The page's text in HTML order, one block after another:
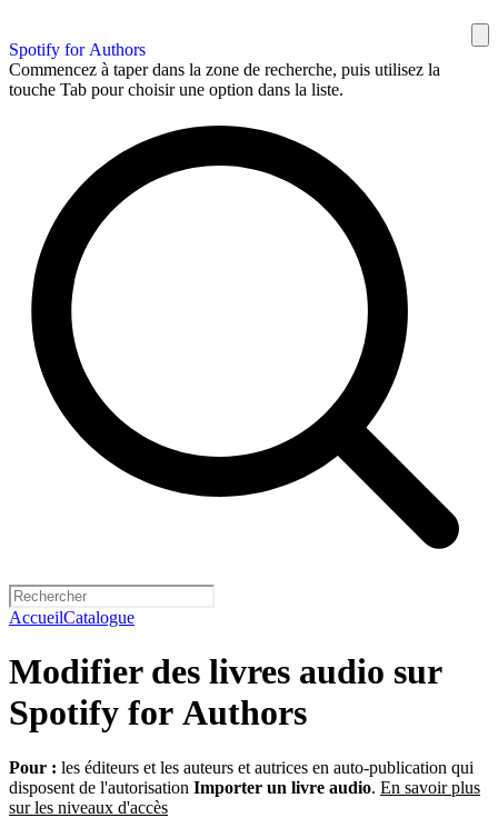
Spotify for Authors
Commencez à taper dans la zone de recherche, puis utilisez la
touche Tab pour choisir une option dans la liste.
AccueilCatalogue
Modifier des livres audio sur
Spotify for Authors
Pour : les éditeurs et les auteurs et autrices en auto-publication qui
disposent de l'autorisation Importer un livre audio. En savoir plus
sur les niveaux d'accès